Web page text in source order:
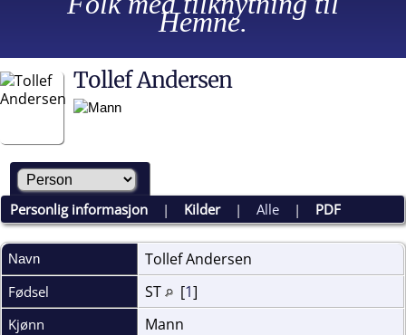
Hemne.
Tollef Andersen
Personlig informasjon | Kilder|Alle | PDF
Navn TollefAndersen
Fødsel ST [1]
Kjønn Mann